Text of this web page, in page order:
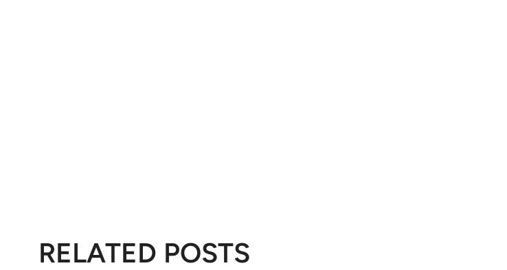
RELATED POSTS